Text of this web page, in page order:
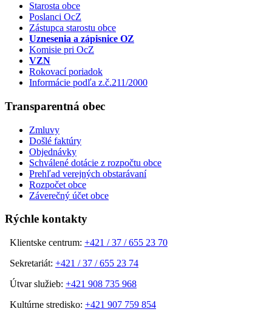
Starosta obce
Poslanci OcZ
Zástupca starostu obce
Uznesenia a zápisnice OZ
Komisie pri OcZ
VZN
Rokovací poriadok
Informácie podľa z.č.211/2000
Transparentná obec
Zmluvy
Došlé faktúry
Objednávky
Schválené dotácie z rozpočtu obce
Prehľad verejných obstarávaní
Rozpočet obce
Záverečný účet obce
Rýchle kontakty
Klientske centrum: +421 / 37 / 655 23 70
Sekretariát: +421 / 37 / 655 23 74
Útvar služieb: +421 908 735 968
Kultúrne stredisko: +421 907 759 854